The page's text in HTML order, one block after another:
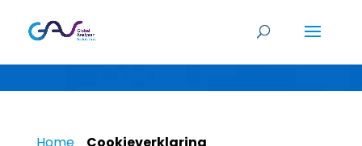
Privacy policy